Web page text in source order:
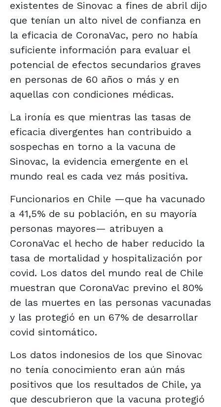
existentes de Sinovac a fines de abril dijo
que tenían un alto nivel de confianza en
la eficacia de CoronaVac, pero no había
suficiente información para evaluar el
potencial de efectos secundarios graves
en personas de 60 años o más y en
aquellas con condiciones médicas.
La ironía es que mientras las tasas de
eficacia divergentes han contribuido a
sospechas en torno a la vacuna de
Sinovac, la evidencia emergente en el
mundo real es cada vez más positiva.
Funcionarios en Chile —que ha vacunado
a 41,5% de su población, en su mayoría
personas mayores— atribuyen a
CoronaVac el hecho de haber reducido la
tasa de mortalidad y hospitalización por
covid. Los datos del mundo real de Chile
muestran que CoronaVac previno el 80%
de las muertes en las personas vacunadas
y las protegió en un 67% de desarrollar
covid sintomático.
Los datos indonesios de los que Sinovac
no tenía conocimiento eran aún más
positivos que los resultados de Chile, ya
que descubrieron que la vacuna protegió